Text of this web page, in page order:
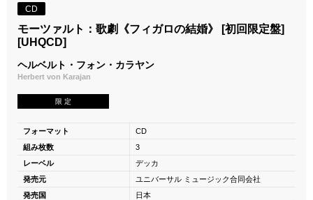
CD
モーツァルト：歌劇《フィガロの結婚》 [初回限定盤]
[UHQCD]
ヘルベルト・フォン・カラヤン
Herbert von Karajan
限 定
フォーマット
CD
組み枚数
3
レーベル
デッカ
発売元
ユニバーサル ミュージック合同会社
発売国
日本